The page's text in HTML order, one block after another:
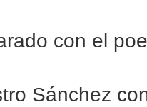
con el
Sánchez